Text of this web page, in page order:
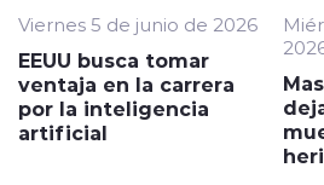
Viernes 5 de junio de 2026
EEUU busca tomar
ventaja en la carrera
por la inteligencia
artificial